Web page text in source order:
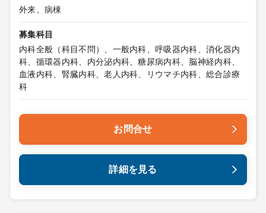
外来、病棟
募集科目
内科全般（科目不問）、一般内科、呼吸器内科、消化器内
科、循環器内科、内分泌内科、糖尿病内科、脳神経内科、
血液内科、腎臓内科、老人内科、リウマチ内科、総合診療
科
お問合せ
詳細を見る